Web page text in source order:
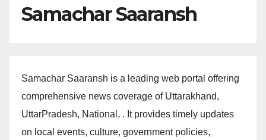
Samachar Saaransh
Samachar Saaransh is a leading web portal offering
comprehensive news coverage of Uttarakhand,
UttarPradesh, National, . It provides timely updates
on local events, culture, government policies,